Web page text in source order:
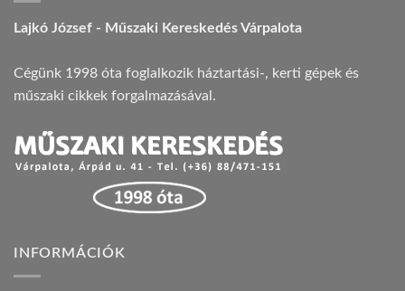
Lajkó József - Műszaki Kereskedés Várpalota
Cégünk 1998 óta foglalkozik háztartási-, kerti gépek és
műszaki cikkek forgalmazásával.
INFORMÁCIÓK